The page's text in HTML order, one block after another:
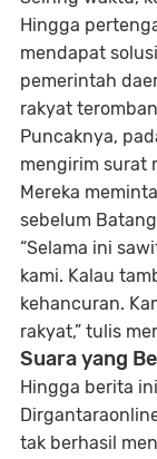
Hingga
mendapat
pemerintah
rakyat
Puncaknya,
mengirim surat
Mereka
sebelum
“Selama ini
kami. Kalau
kehancuran.
rakyat,” tulis
Suara yang
Hingga berita
tak berhasil